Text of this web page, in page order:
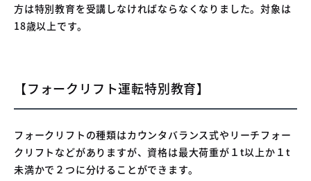
方は特別教育を受講しなければならなくなりました。対象は
18歳以上です。
【フォークリフト運転特別教育】
フォークリフトの種類はカウンタバランス式やリーチフォー
クリフトなどがありますが、資格は最大荷重が１t以上か１t
未満かで２つに分けることができます。